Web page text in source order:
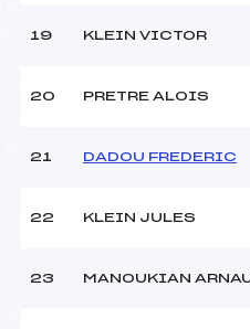
19 KLEIN VICTOR
20 PRETRE ALOIS
21 DADOU FREDERIC
22 KLEIN JULES
23 MANOUKIAN